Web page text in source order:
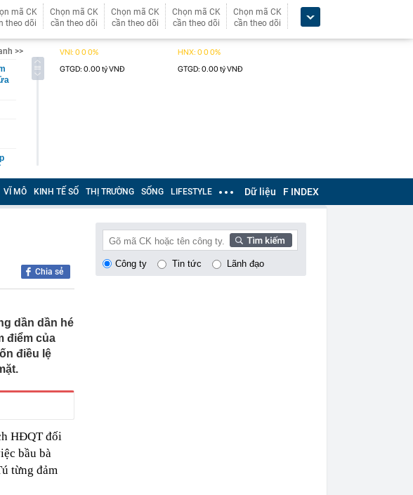
mã CK
theo dõi
Chọn mã CK
cần theo dõi
Chọn mã CK
cần theo dõi
Chọn mã CK
cần theo dõi
Chọn mã CK
cần theo dõi
>>
VĨ MÔ KINH TẾ SỐ THỊ TRƯỜNG SỐNG LIFESTYLE Dữ liệu F INDEX
Chia sẻ
dần dần hé
điểm của
điều lệ
HĐQT đối
bầu bà
từng đảm
Công ty Tin tức Lãnh đạo